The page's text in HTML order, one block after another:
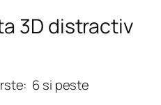
3D distractiv
6 si peste